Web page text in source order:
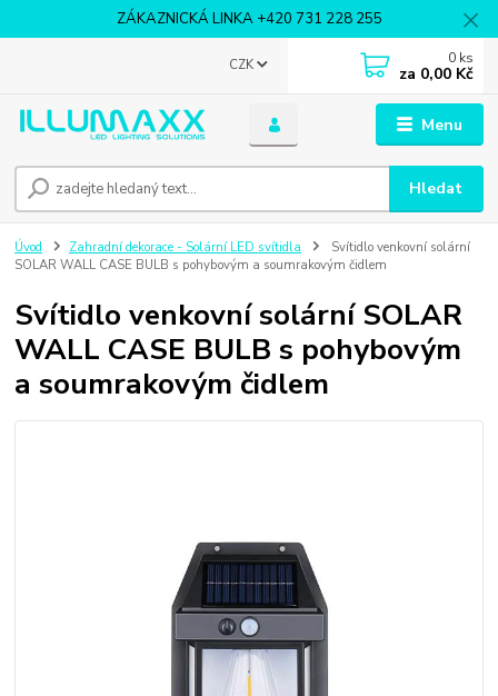
ZÁKAZNICKÁ LINKA +420 731 228 255
Menu
CZK
Hledat
0 ks
za 0,00 Kč
Úvod Zahradní dekorace - Solární LED svítidla
Svítidlo venkovní solární
SOLAR WALL CASE BULB s pohybovým a soumrakovým čidlem
Svítidlo venkovní solární SOLAR
WALL CASE BULB s pohybovým
a soumrakovým čidlem